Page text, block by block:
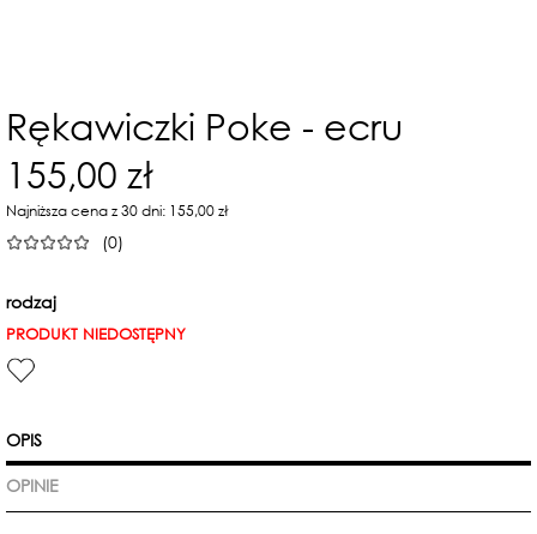
Rękawiczki Poke - ecru
155,00 zł
Najniższa cena z 30 dni: 155,00 zł
(0)
rodzaj
PRODUKT NIEDOSTĘPNY
OPIS
OPINIE